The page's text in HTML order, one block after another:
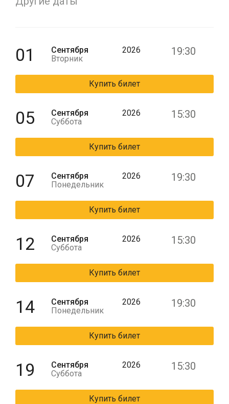
01
Сентября
Вторник
2026 19:30
Купить билет
05
Сентября
Суббота
2026 15:30
Купить билет
07
Сентября
Понедельник
2026 19:30
Купить билет
12
Сентября
Суббота
2026 15:30
Купить билет
14
Сентября
Понедельник
2026 19:30
Купить билет
19
Сентября
Суббота
2026 15:30
Купить билет